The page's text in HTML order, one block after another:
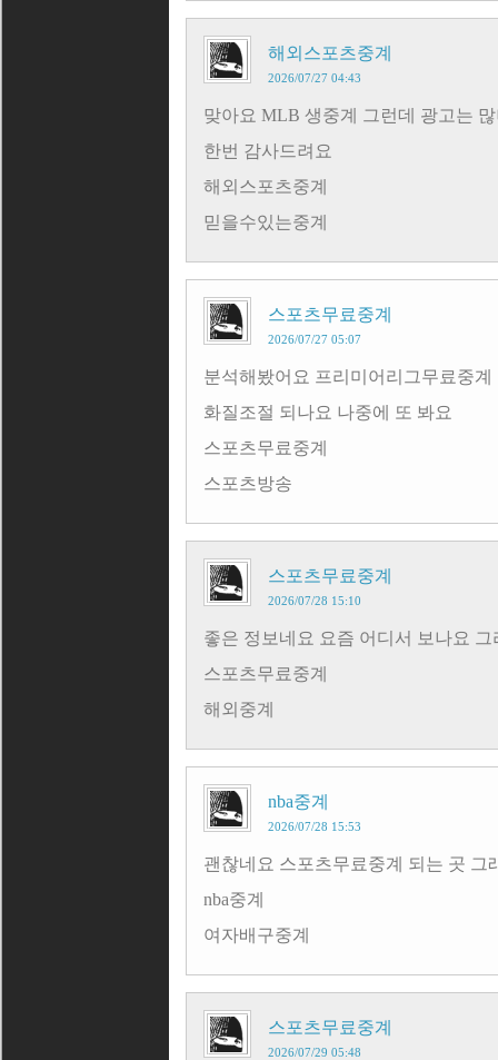
해외스포츠중계
2026/07/27 04:43
맞아요 MLB 생중계 그런데 광고는
한번 감사드려요
해외스포츠중계
믿을수있는중계
스포츠무료중계
2026/07/27 05:07
분석해봤어요 프리미어리그무료중계
화질조절 되나요 나중에 또 봐요
스포츠무료중계
스포츠방송
스포츠무료중계
2026/07/28 15:10
좋은 정보네요 요즘 어디서 보나요
스포츠무료중계
해외중계
nba중계
2026/07/28 15:53
괜찮네요 스포츠무료중계 되는 곳 그
nba중계
여자배구중계
스포츠무료중계
2026/07/29 05:48